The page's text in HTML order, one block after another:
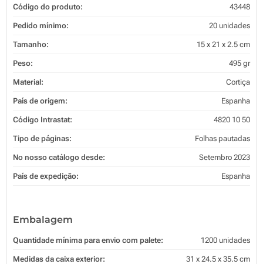
Código do produto: 43448
Pedido mínimo: 20 unidades
Tamanho: 15 x 21 x 2.5 cm
Peso: 495 gr
Material: Cortiça
País de origem: Espanha
Código Intrastat: 4820 10 50
Tipo de páginas: Folhas pautadas
No nosso catálogo desde: Setembro 2023
País de expedição: Espanha
Embalagem
Quantidade mínima para envio com palete: 1200 unidades
Medidas da caixa exterior: 31 x 24.5 x 35.5 cm